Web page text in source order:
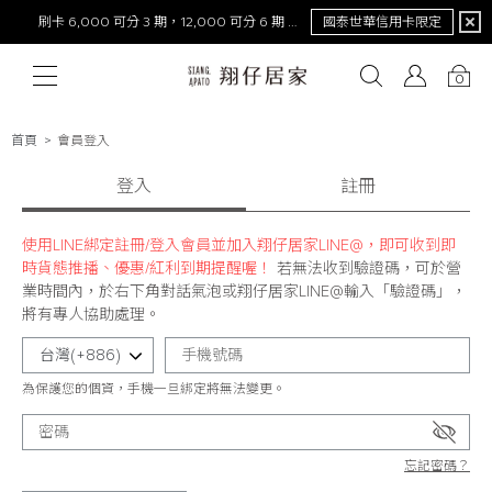
刷卡 6,000 可分 3 期，12,000 可分 6 期 0 利率 國泰世華信用卡限定
0
# 涼被 # 天絲
首頁 會員登入
登入 註冊
使用LINE綁定註冊/登入會員並加入翔仔居家LINE@，即可收到即
時貨態推播、優惠/紅利到期提醒喔！
若無法收到驗證碼，可於營
業時間內，於右下角對話氣泡或翔仔居家LINE@輸入「驗證碼」，
將有專人協助處理。
為保護您的個資，手機一旦綁定將無法變更。
忘記密碼？